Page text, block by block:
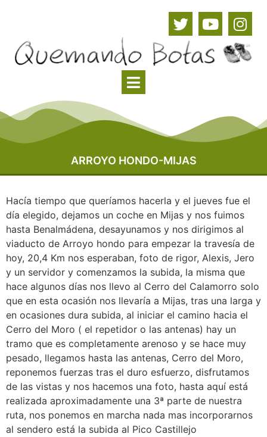
ARROYO HONDO-MIJAS
Hacía tiempo que queríamos hacerla y el jueves fue el
día elegido, dejamos un coche en Mijas y nos fuimos
hasta Benalmádena, desayunamos y nos dirigimos al
viaducto de Arroyo hondo para empezar la travesía de
hoy, 20,4 Km nos esperaban, foto de rigor, Alexis, Jero
y un servidor y comenzamos la subida, la misma que
hace algunos días nos llevo al Cerro del Calamorro solo
que en esta ocasión nos llevaría a Mijas, tras una larga y
en ocasiones dura subida, al iniciar el camino hacia el
Cerro del Moro ( el repetidor o las antenas) hay un
tramo que es completamente arenoso y se hace muy
pesado, llegamos hasta las antenas, Cerro del Moro,
reponemos fuerzas tras el duro esfuerzo, disfrutamos
de las vistas y nos hacemos una foto, hasta aquí está
realizada aproximadamente una 3ª parte de nuestra
ruta, nos ponemos en marcha nada mas incorporarnos
al sendero está la subida al Pico Castillejo